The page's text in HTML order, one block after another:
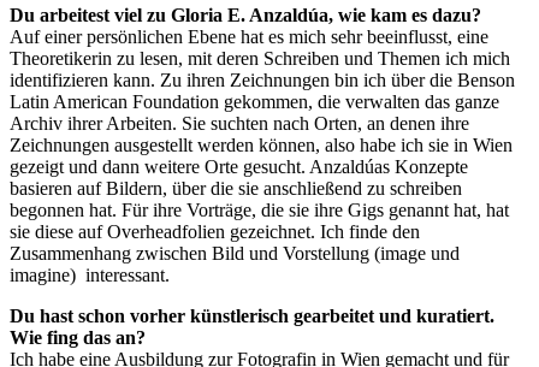
Du arbeitest viel zu Gloria E. Anzaldúa, wie kam es dazu?
Auf einer persönlichen Ebene hat es mich sehr beeinflusst, eine
Theoretikerin zu lesen, mit deren Schreiben und Themen ich mich
identifizieren kann. Zu ihren Zeichnungen bin ich über die Benson
Latin American Foundation gekommen, die verwalten das ganze
Archiv ihrer Arbeiten. Sie suchten nach Orten, an denen ihre
Zeichnungen ausgestellt werden können, also habe ich sie in Wien
gezeigt und dann weitere Orte gesucht. Anzaldúas Konzepte
basieren auf Bildern, über die sie anschließend zu schreiben
begonnen hat. Für ihre Vorträge, die sie ihre Gigs genannt hat, hat
sie diese auf Overheadfolien gezeichnet. Ich finde den
Zusammenhang zwischen Bild und Vorstellung (image und
imagine) interessant.
Du hast schon vorher künstlerisch gearbeitet und kuratiert.
Wie fing das an?
Ich habe eine Ausbildung zur Fotografin in Wien gemacht und für